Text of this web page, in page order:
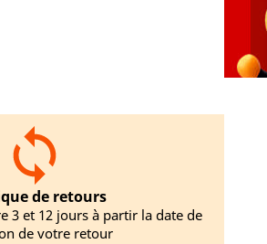
de retours
3 et 12 jours à partir la date de
de votre retour